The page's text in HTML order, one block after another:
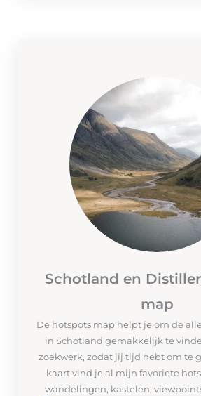
Schotland en
map
De hotspots map helpt je om de
in Schotland gemakkelijk te
zoekwerk, zodat jij tijd hebt om te
kaart vind je al mijn favoriete
wandelingen, kastelen,